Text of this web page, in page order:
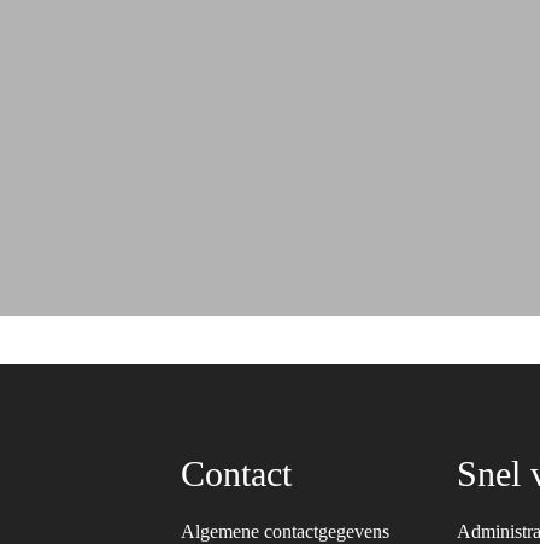
Contact
Algemene contactgegevens
Snel